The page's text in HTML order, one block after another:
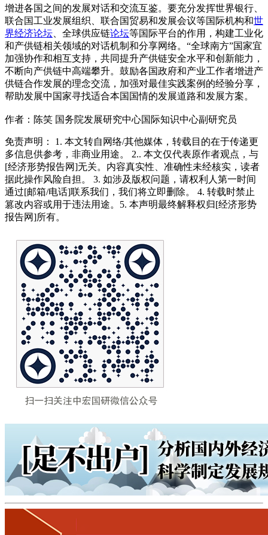
增进各国之间的发展对话和交流互鉴。要充分发挥世界银行、
联合国工业发展组织、联合国贸易和发展会议等国际机构和世
界经济论坛 、全球供应链论坛等国际平台的作用，构建工业化
和产供链相关领域的对话机制和分享网络。“全球南方”国家宜
加强协作和相互支持，共同提升产供链安全水平和创新能力，
不断向产供链中高端攀升。鼓励各国政府和产业工作者增进产
供链合作发展的理念交流，加强对最佳实践案例的经验分享，
帮助发展中国家寻找适合本国国情的发展道路和发展方案。
作者：陈笑 国务院发展研究中心国际知识中心副研究员
免责声明： 1. 本文转自网络/其他媒体，转载目的在于传递更
多信息供参考，非商业用途。 2.. 本文仅代表原作者观点，与
[经济形势报告网]无关。内容真实性、准确性未经核实，读者
据此操作风险自担。 3. 如涉及版权问题，请权利人第一时间
通过[邮箱/电话]联系我们，我们将立即删除。 4. 转载时禁止
篡改内容或用于违法用途。5. 本声明最终解释权归[经济形势
报告网]所有。